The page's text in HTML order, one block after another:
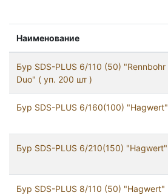
Наименование
Бур SDS-PLUS 6/110 (50) "Rennbohr
Duo" ( уп. 200 шт )
Бур SDS-PLUS 6/160(100) "Hagwert"
Бур SDS-PLUS 6/210(150) "Hagwert"
Бур SDS-PLUS 8/110 (50) "Hagwert"